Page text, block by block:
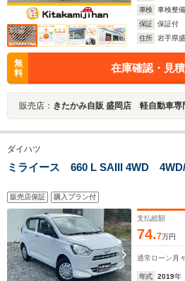
車検
車検整
保証
保証付
住所
岩手県
無
料
在庫確認・見
販売店： きたかみ自販 盛岡店 軽自動車専
ダイハツ
ミライース 660 L SAIII 4WD
販売店保証 購入プラン付
支払総額
74.7万円
通常ローン 月々
年式 2019年